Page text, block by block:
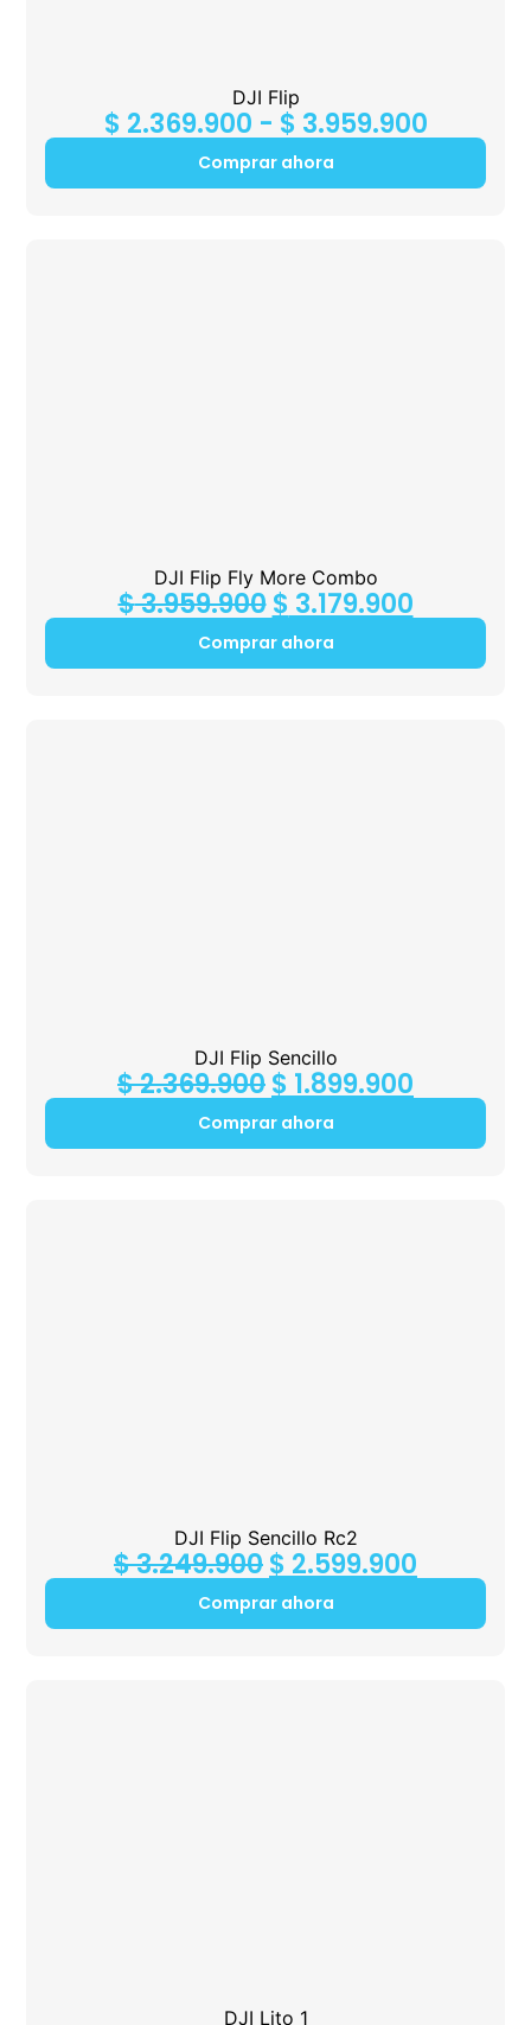
DJI Flip
$ 2.369.900 - $ 3.959.900
Comprar ahora
DJI Flip Fly More Combo
$3.959.900 $ 3.179.900
Comprar ahora
DJI Flip Sencillo
$2.369.900$ 1.899.900
Comprar ahora
DJI Flip Sencillo Rc2
$3.249.900$ 2.599.900
Comprar ahora
DJI Lito 1